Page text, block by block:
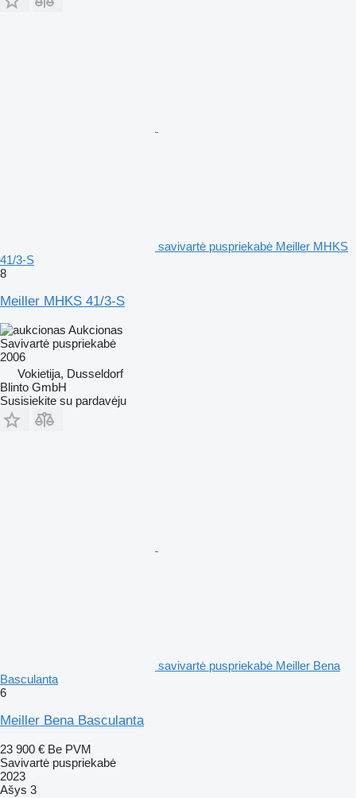
savivartė puspriekabė Meiller MHKS
41/3-S
8
Meiller MHKS 41/3-S
Aukcionas
Savivartė puspriekabė
2006
Vokietija, Dusseldorf
Blinto GmbH
Susisiekite su pardavėju
savivartė puspriekabė Meiller Bena
Basculanta
6
Meiller Bena Basculanta
23 900 € Be PVM
Savivartė puspriekabė
2023
Ašys 3